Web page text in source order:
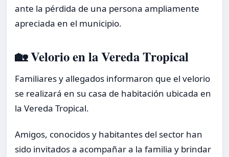
ante la pérdida de una persona ampliamente
apreciada en el municipio.
🏡 Velorio en la Vereda Tropical
Familiares y allegados informaron que el velorio
se realizará en su casa de habitación ubicada en
la Vereda Tropical.
Amigos, conocidos y habitantes del sector han
sido invitados a acompañar a la familia y brindar